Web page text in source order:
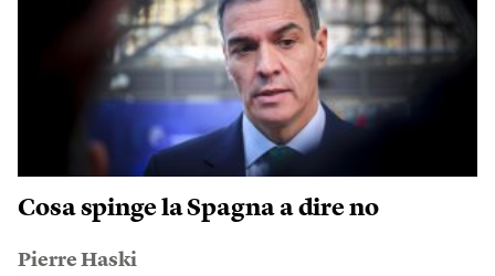
Cosa spinge la Spagna a dire no
Pierre Haski